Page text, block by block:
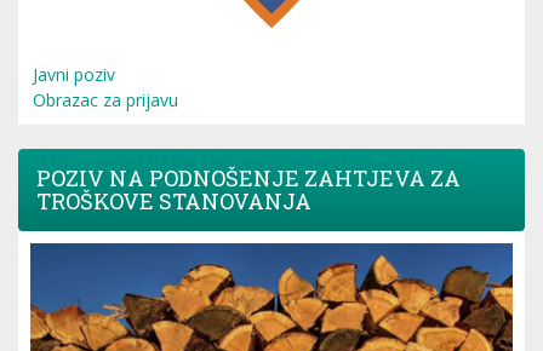
Javni poziv
Obrazac za prijavu
POZIV NA PODNOŠENJE ZAHTJEVA ZA
TROŠKOVE STANOVANJA